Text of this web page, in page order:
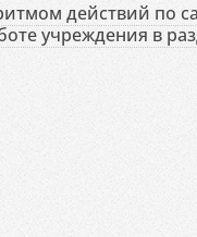
действий по
учреждения в